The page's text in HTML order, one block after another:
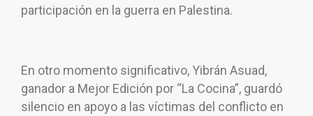
participación en la guerra en Palestina.
En otro momento significativo, Yibrán Asuad,
ganador a Mejor Edición por “La Cocina”, guardó
silencio en apoyo a las víctimas del conflicto en